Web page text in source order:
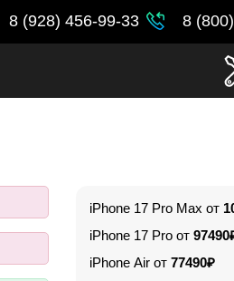
8 (928) 456-99-33 8
iPhone 17 Pro Max от
iPhone 17 Pro от
iPhone Air от 77490₽